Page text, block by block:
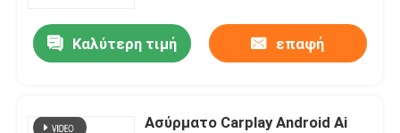
Ποιοτικός έλεγχος
επαφή
Καλύτερη τιμή επαφή
Ασύρματο Carplay Android Ai